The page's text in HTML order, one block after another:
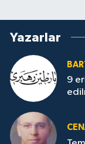
Yazarlar
9